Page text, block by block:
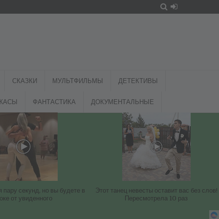
СКАЗКИ МУЛЬТФИЛЬМЫ ДЕТЕКТИВЫ
ФАНТАСТИКА ДОКУМЕНТАЛЬНЫЕ
пару секунд, но вы будете в
от увиденного
Этот танец невесты оставит вас без слов!
Пересмотрела 10 раз